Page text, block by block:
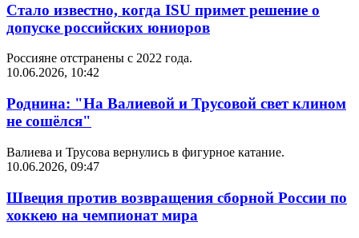
Стало известно, когда ISU примет решение о
допуске российских юниоров
Россияне отстранены с 2022 года.
10.06.2026, 10:42
Роднина: "На Валиевой и Трусовой свет клином
не сошёлся"
Валиева и Трусова вернулись в фигурное катание.
10.06.2026, 09:47
Швеция против возвращения сборной России по
хоккею на чемпионат мира